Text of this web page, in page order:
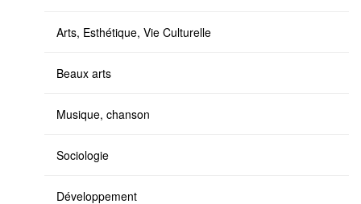
Arts, Esthétique, Vie Culturelle
Beaux arts
Musique, chanson
Sociologie
Développement